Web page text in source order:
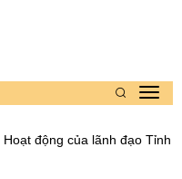
Hoạt động của lãnh đạo Tỉnh